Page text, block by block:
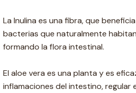
La Inulina es una fibra, que
bacterias que naturalmente
formando la flora intestinal.
El aloe vera es una planta y es
inflamaciones del intestino, regular